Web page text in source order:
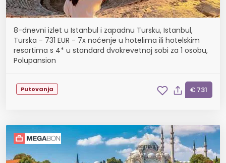
8-dnevni izlet u Istanbul i zapadnu Tursku, Istanbul,
Turska - 731 EUR - 7x noćenje u hotelima ili hotelskim
resortima s 4* u standard dvokrevetnoj sobi za 1 osobu,
Polupansion
Putovanja € 731